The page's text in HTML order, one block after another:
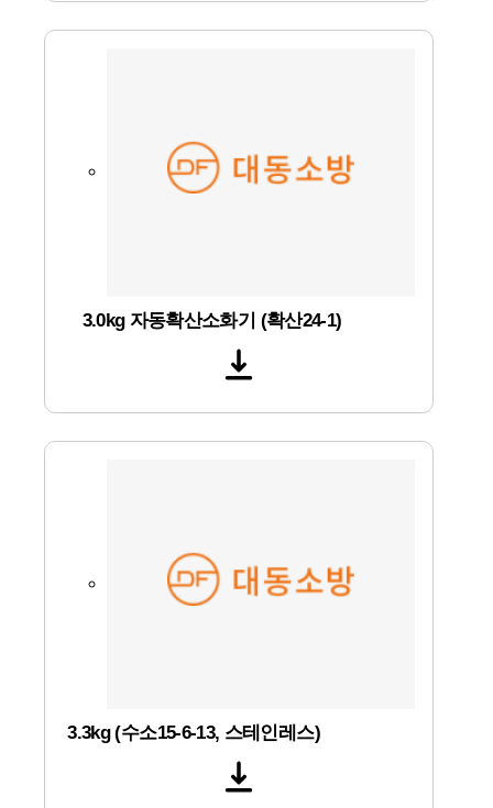
3.0kg 자동확산소화기 (확산24-1)
3.3kg (수소15-6-13, 스테인레스)